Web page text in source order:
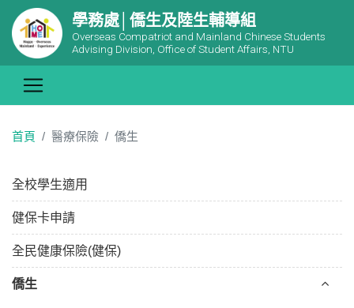
學務處│僑生及陸生輔導組
Overseas Compatriot and Mainland Chinese Students
Advising Division, Office of Student Affairs, NTU
首頁 醫療保險 僑生
全校學生適用
健保卡申請
全民健康保險(健保)
僑生